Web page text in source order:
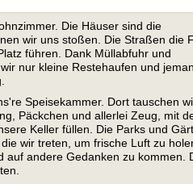
Die Häuser sind die
wir uns stoßen. Die Straßen die
führen. Dank Müllabfuhr und
nur kleine Restehaufen und
Speisekammer. Dort tauschen
Päckchen und allerlei Zeug, mit
Keller füllen. Die Parks und
wir treten, um frische Luft zu
auf andere Gedanken zu kommen.